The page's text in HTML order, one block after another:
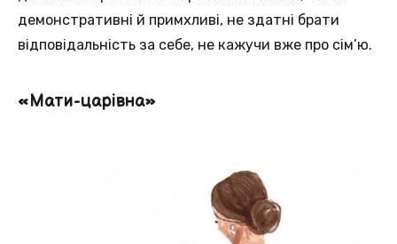
демонстративні й примхливі, не здатні брати
відповідальність за себе, не кажучи вже про сім’ю.
«Мати-царівна»